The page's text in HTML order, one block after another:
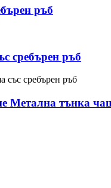
ръб
сребърен ръб
тънка